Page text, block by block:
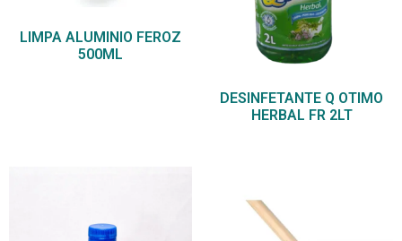
LIMPA ALUMINIO FEROZ
500ML
DESINFETANTE Q OTIMO
HERBAL FR 2LT